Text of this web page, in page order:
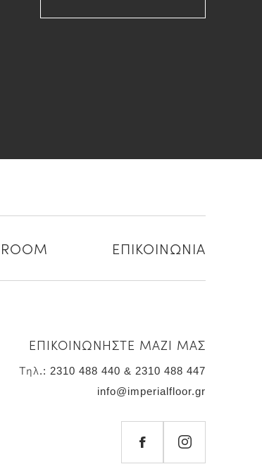
ΕΠΙΚΟΙΝΩΝΙΑ
ΕΠΙΚΟΙΝΩΝΗΣΤΕ ΜΑΖΙ ΜΑΣ
Τηλ.: 2310 488 440 & 2310 488 447
info@imperialfloor.gr